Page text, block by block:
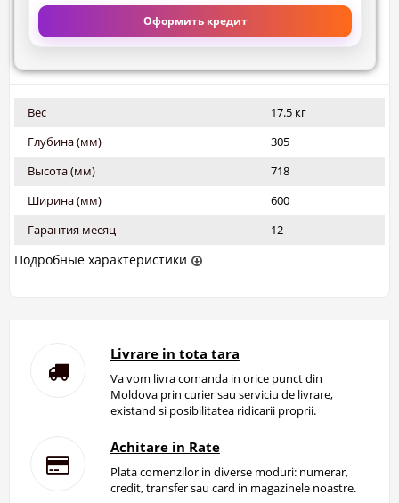
Оформить кредит
Вес
17.5 кг
Глубина (мм)
305
Высота (мм)
718
Ширина (мм)
600
Гарантия месяц
12
Подробные характеристики
Livrare in tota tara
Va vom livra comanda in orice punct din
Moldova prin curier sau serviciu de livrare,
existand si posibilitatea ridicarii proprii.
Achitare in Rate
Plata comenzilor in diverse moduri: numerar,
credit, transfer sau card in magazinele noastre.